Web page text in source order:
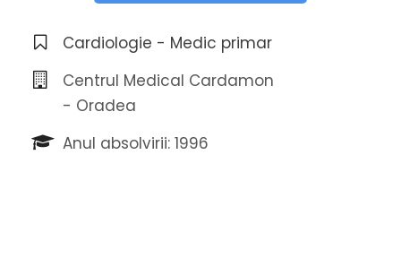
Cardiologie - Medic primar
Centrul Medical Cardamon
- Oradea
Anul absolvirii: 1996